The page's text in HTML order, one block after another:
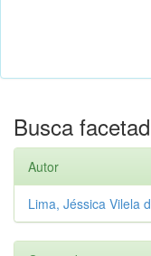
Busca
Autor
Lima, Jéssica Vilela